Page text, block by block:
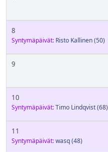
8
Syntymäpäivät: Risto Kallinen(50)
9
10
Syntymäpäivät:Timo Lindqvist(68)
11
Syntymäpäivät:wasq(48)